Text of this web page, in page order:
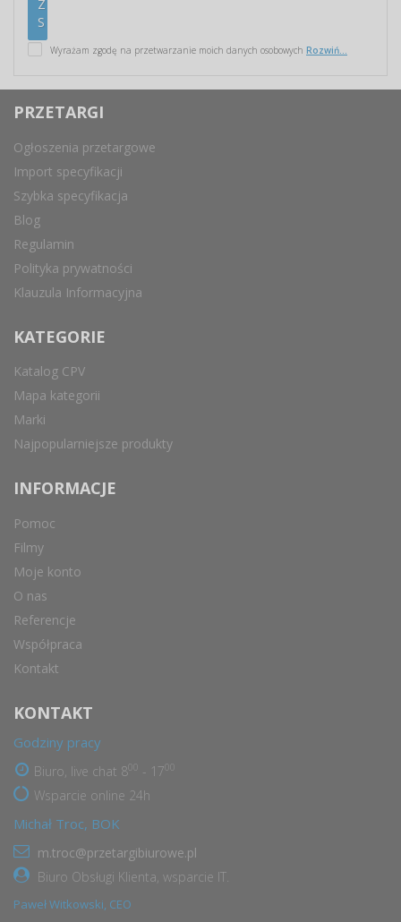
Wyrażam zgodę na przetwarzanie moich danych osobowych Rozwiń...
PRZETARGI
Ogłoszenia przetargowe
Import specyfikacji
Szybka specyfikacja
Blog
Regulamin
Polityka prywatności
Klauzula Informacyjna
KATEGORIE
Katalog CPV
Mapa kategorii
Marki
Najpopularniejsze produkty
INFORMACJE
Pomoc
Filmy
Moje konto
O nas
Referencje
Współpraca
Kontakt
KONTAKT
Godziny pracy
Biuro, live chat 8 - 17
Wsparcie online 24h
Michał Troc, BOK
m.troc@przetargibiurowe.pl
Biuro Obsługi Klienta, wsparcie IT.
Paweł Witkowski, CEO